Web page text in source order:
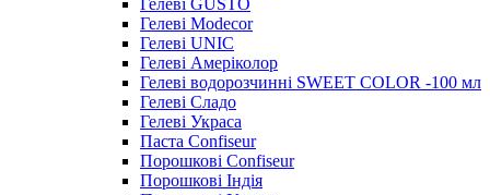
Гелеві GUSTO
Гелеві Modecor
Гелеві UNIC
Гелеві Амеріколор
Гелеві водорозчинні SWEET COLOR -100 мл
Гелеві Сладо
Гелеві Украса
Паста Confiseur
Порошкові Confiseur
Порошкові Індія